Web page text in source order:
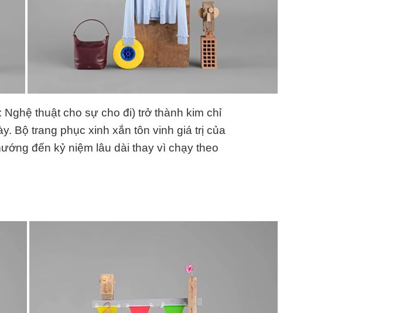
Nghệ thuật cho sự cho đi) trở thành kim chỉ
Bộ trang phục xinh xắn tôn vinh giá trị của
đến kỷ niệm lâu dài thay vì chạy theo